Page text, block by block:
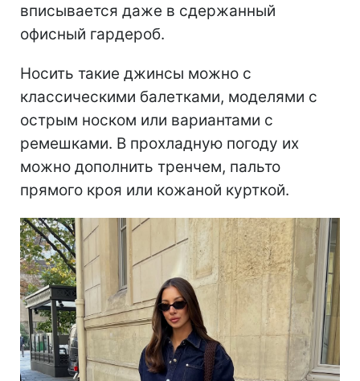
сделать акцент на обуви.
особенно гармонично: подворот
оставляет открытой лодыжку, благодаря
чему силуэт кажется более легким.
Темный деним также придает образу
большей элегантности и легко
вписывается даже в сдержанный
офисный гардероб.
Носить такие джинсы можно с
классическими балетками, моделями с
острым носком или вариантами с
ремешками. В прохладную погоду их
можно дополнить тренчем, пальто
прямого кроя или кожаной курткой.